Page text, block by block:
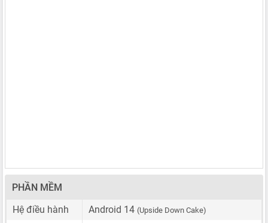
PHẦN MỀM
Hệ điều hành
Android 14 (Upside Down Cake)